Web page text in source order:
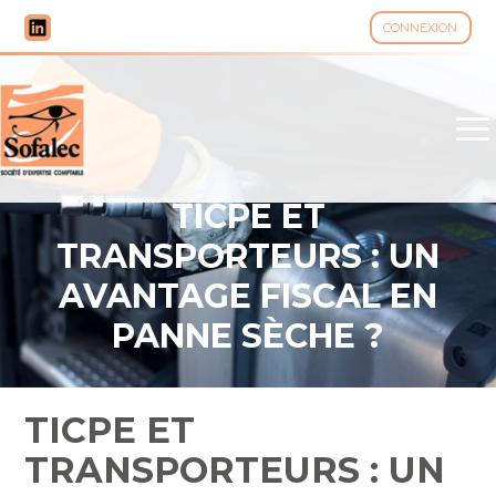
CONNEXION
Aller
au
contenu
TICPE ET
TRANSPORTEURS : UN
AVANTAGE FISCAL EN
PANNE SÈCHE ?
TICPE ET
TRANSPORTEURS : UN